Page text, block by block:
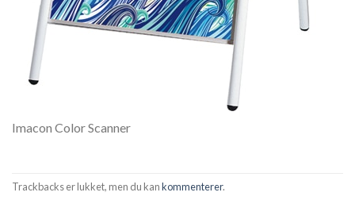
Imacon Color Scanner
Trackbacks er lukket, men du kankommenterer.